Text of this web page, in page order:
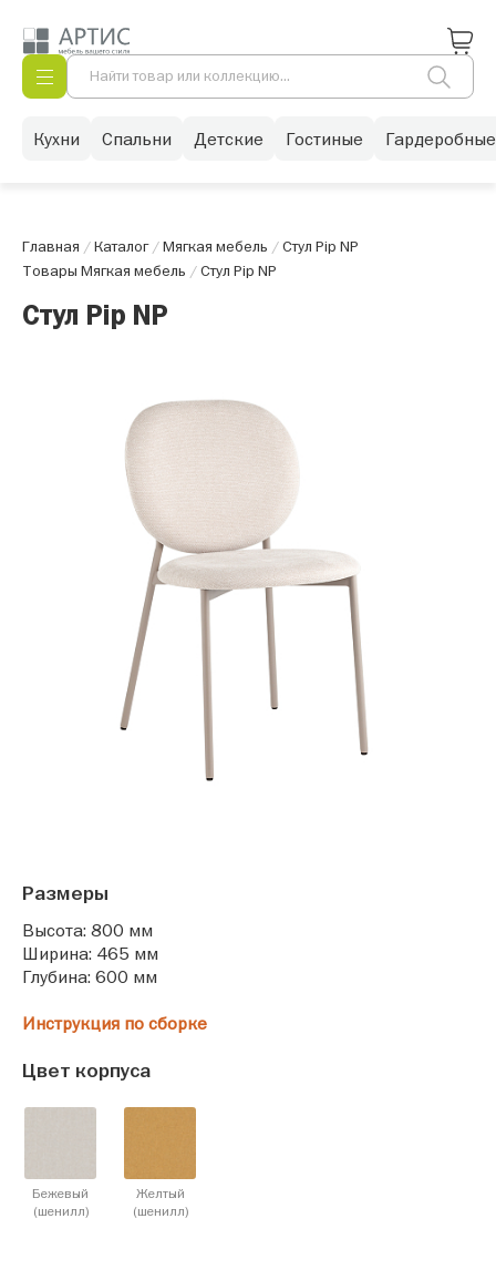
Кухни Спальни Детские Гостиные Гардеробные
Главная /Каталог/Мягкая мебель /Стул Pip NP
Товары Мягкая мебель /Стул Pip NP
Стул Pip NP
Размеры
Высота: 800 мм
Ширина: 465 мм
Глубина: 600 мм
Инструкция по сборке
Цвет корпуса
Бежевый
(шенилл)
Желтый
(шенилл)